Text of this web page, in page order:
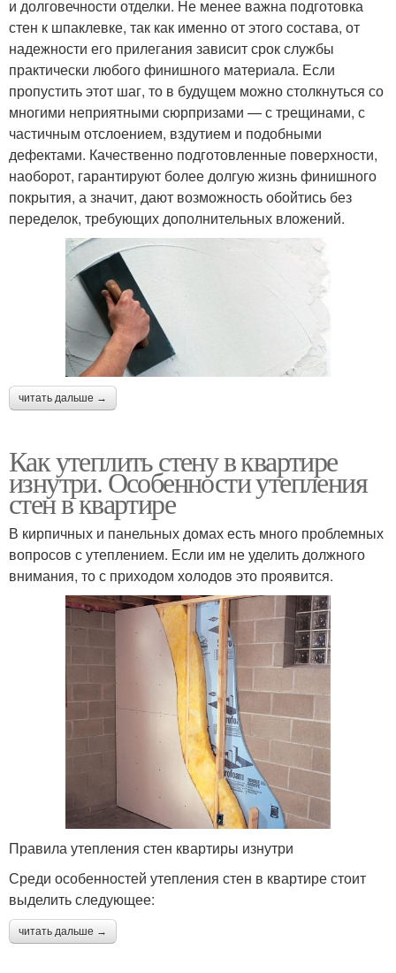
и долговечности отделки. Не менее важна подготовка
стен к шпаклевке, так как именно от этого состава, от
надежности его прилегания зависит срок службы
практически любого финишного материала. Если
пропустить этот шаг, то в будущем можно столкнуться со
многими неприятными сюрпризами — с трещинами, с
частичным отслоением, вздутием и подобными
дефектами. Качественно подготовленные поверхности,
наоборот, гарантируют более долгую жизнь финишного
покрытия, а значит, дают возможность обойтись без
переделок, требующих дополнительных вложений.
читать дальше →
Как утеплить стену в квартире
изнутри. Особенности утепления
стен в квартире
В кирпичных и панельных домах есть много проблемных
вопросов с утеплением. Если им не уделить должного
внимания, то с приходом холодов это проявится.
Правила утепления стен квартиры изнутри
Среди особенностей утепления стен в квартире стоит
выделить следующее:
читать дальше →